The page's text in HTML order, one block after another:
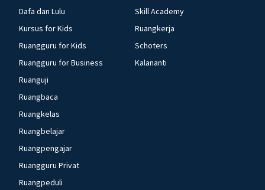
Dafa dan Lulu
Kursus for Kids
Ruangguru for Kids
Ruangguru for Business
Ruanguji
Ruangbaca
Ruangkelas
Ruangbelajar
Ruangpengajar
Ruangguru Privat
Ruangpeduli
Skill Academy
Ruangkerja
Schoters
Kalananti